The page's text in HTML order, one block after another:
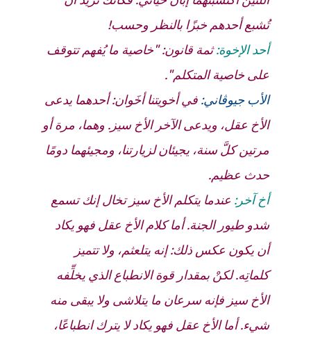
تُشبع أحدهم خبزًا بالنظر وحسب!
أحد الإخوة:ثمة قانون: "خاصية ما يُفهم تتوقف
على خاصية المتكلم".
الأب جيوڤاني: في أخويتنا أخَوان: أحدهما يدعى
الأخ عقل، ويدعى الآخر الأخسيز . وهما، مرة أو
مرتين كلَّ سنة، يجيئان لزيارتنا، ومجيئهما دومًا
حدث عظيم.
أخ آخر: عندما يتكلم الأخسيز تخال إنك تسمع
شدو طيور الجنة. أما كلام الأخ عقل فهو يكاد
أن يكون عكس ذلك: إنه يتلعثم، ولا تتميز
كلماتِه. لكنْ بمقدار قوة الانطباع الذي يخلِّفه
الأخسيز فإنه سرعان ما يتلاشى ولا يبقى منه
شيء. أما الأخ عقل فهو يكاد لا يترك انطباعًا،